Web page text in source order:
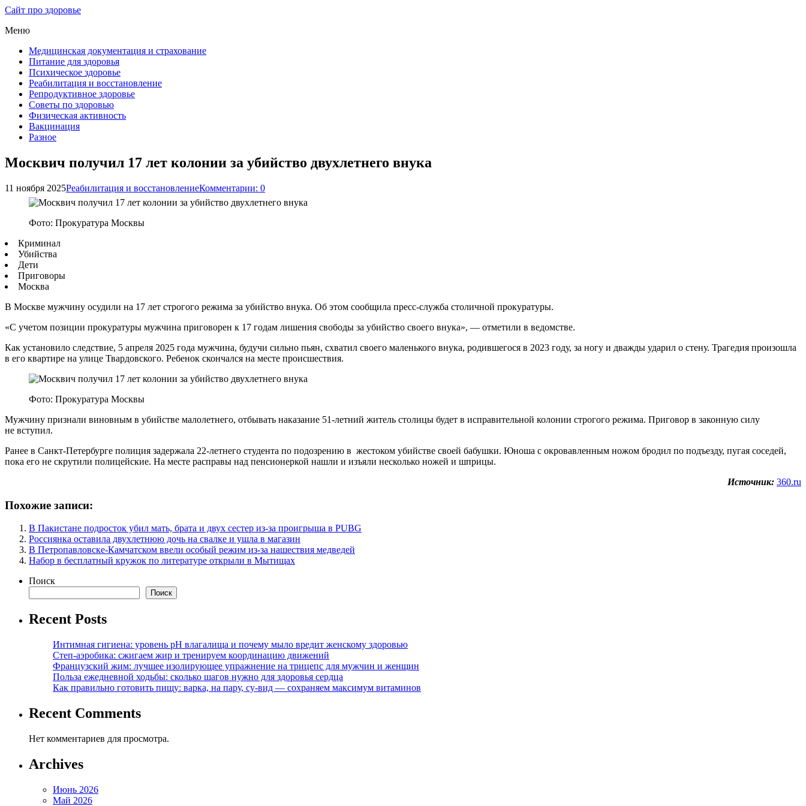
Сайт про здоровье
Меню
Медицинская документация и страхование
Питание для здоровья
Психическое здоровье
Реабилитация и восстановление
Репродуктивное здоровье
Советы по здоровью
Физическая активность
Вакцинация
Разное
Москвич получил 17 лет колонии за убийство двухлетнего внука
11 ноября 2025Реабилитация и восстановлениеКомментарии: 0
Фото: Прокуратура Москвы
Криминал
Убийства
Дети
Приговоры
Москва
В Москве мужчину осудили на 17 лет строгого режима за убийство внука. Об этом сообщила пресс-служба столичной прокуратуры.
«С учетом позиции прокуратуры мужчина приговорен к 17 годам лишения свободы за убийство своего внука», — отметили в ведомстве.
Как установило следствие, 5 апреля 2025 года мужчина, будучи сильно пьян, схватил своего маленького внука, родившегося в 2023 году, за ногу и дважды ударил о стену. Трагедия произошла
в его квартире на улице Твардовского. Ребенок скончался на месте происшествия.
Фото: Прокуратура Москвы
Мужчину признали виновным в убийстве малолетнего, отбывать наказание 51-летний житель столицы будет в исправительной колонии строгого режима. Приговор в законную силу
не вступил.
Ранее в Санкт-Петербурге полиция задержала 22-летнего студента по подозрению в жестоком убийстве своей бабушки. Юноша с окровавленным ножом бродил по подъезду, пугая соседей,
пока его не скрутили полицейские. На месте расправы над пенсионеркой нашли и изъяли несколько ножей и шприцы.
Источник: 360.ru
Похожие записи:
В Пакистане подросток убил мать, брата и двух сестер из-за проигрыша в PUBG
Россиянка оставила двухлетнюю дочь на свалке и ушла в магазин
В Петропавловске-Камчатском ввели особый режим из-за нашествия медведей
Набор в бесплатный кружок по литературе открыли в Мытищах
Поиск
Поиск
Recent Posts
Интимная гигиена: уровень pH влагалища и почему мыло вредит женскому здоровью
Степ-аэробика: сжигаем жир и тренируем координацию движений
Французский жим: лучшее изолирующее упражнение на трицепс для мужчин и женщин
Польза ежедневной ходьбы: сколько шагов нужно для здоровья сердца
Как правильно готовить пищу: варка, на пару, су-вид — сохраняем максимум витаминов
Recent Comments
Нет комментариев для просмотра.
Archives
Июнь 2026
Май 2026